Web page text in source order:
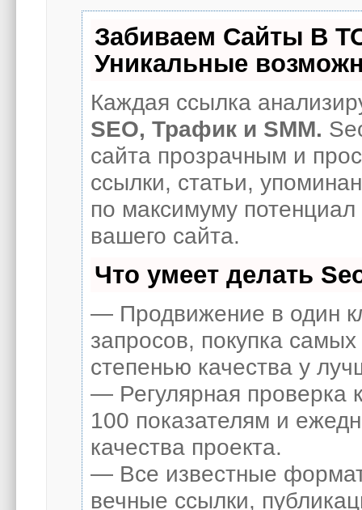
Забиваем Сайты В
Уникальные
Каждая ссылка
SEO, Трафик и SMM.
сайта прозрачным и
ссылки, статьи,
по максимуму
вашего сайта.
Что умеет делать
— Продвижение в один
запросов, покупка
степенью качества у
— Регулярная проверка
100 показателям и
качества проекта.
— Все известные
вечные ссылки,